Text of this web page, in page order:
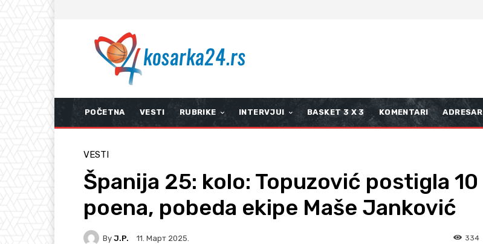
POČETNA VESTI RUBRIKE INTERVJUI BASKET 3 X 3 KOMENTARI ADRESAR
VESTI
Španija 25: kolo: Topuzović postigla 10
poena, pobeda ekipe Maše Janković
By J.P. 11. Март 2025. 334